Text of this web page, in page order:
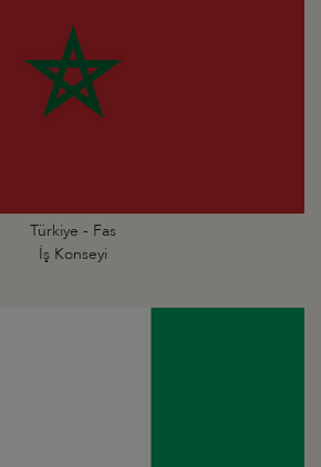
Türkiye - Fas
İş Konseyi